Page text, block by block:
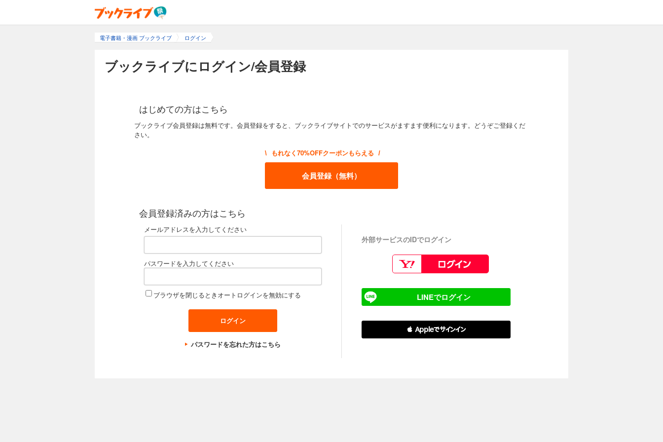
電子書籍・漫画 ブックライブ ログイン
ブックライブにログイン/会員登録
はじめての方はこちら
ブックライブ会員登録は無料です。会員登録をすると、ブックライブサイトでのサービスがますます便利になります。どうぞご登録くだ
さい。
\ もれなく70%OFFクーポンもらえる /
会員登録（無料）
会員登録済みの方はこちら
メールアドレスを入力してください
パスワードを入力してください
ブラウザを閉じるときオートログインを無効にする
パスワードを忘れた方はこちら
外部サービスのIDでログイン
LINEでログイン
 Appleでサインイン